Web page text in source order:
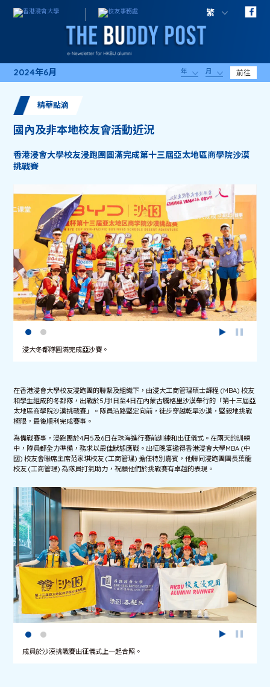
繁
2024年6月 年 月 前往
精華點滴
國內及非本地校友會活動近況
香港浸會大學校友浸跑團圓滿完成第十三屆亞太地區商學院沙漠
挑戰賽
浸大冬都隊圓滿完成亞沙賽。
在香港浸會大學校友浸跑團的聯繫及組織下，由浸大工商管理碩士課程 (MBA) 校友
和學生組成的冬都隊，出戰於5月1日至4日在內蒙古騰格里沙漠舉行的「第十三屆亞
太地區商學院沙漠挑戰賽」。隊員沿路堅定向前，徒步穿越乾旱沙漠，堅毅地挑戰
極限，最後順利完成賽事。
為備戰賽事，浸跑團於4月5及6日在珠海進行賽前訓練和出征儀式。在兩天的訓練
中，隊員都全力準備，務求以最佳狀態應戰。出征晚宴邀得香港浸會大學MBA (中
國) 校友會聯席主席范家琪校友 (工商管理) 擔任特別嘉賓，他聯同浸跑團團長葉龍
校友 (工商管理) 為隊員打氣助力，祝願他們於挑戰賽有卓越的表現。
成員於沙漠挑戰賽出征儀式上一起合照。